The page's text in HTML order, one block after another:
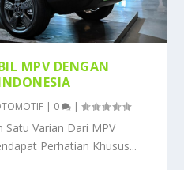
MPV DENGAN
| 0 |
Satu Varian Dari MPV
Perhatian Khusus...